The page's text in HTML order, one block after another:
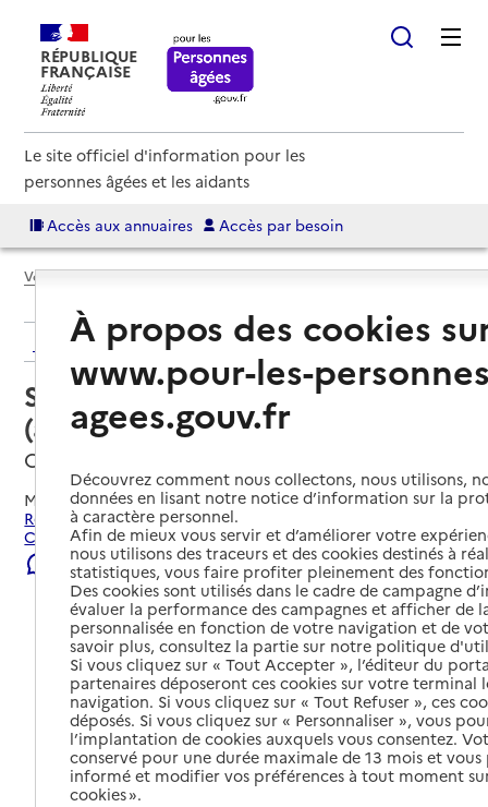
RÉPUBLIQUE
FRANÇAISE
Le site officiel d'information pour les
personnes âgées et les aidants
Accès aux annuaires Accès par besoin
Voir le fil d’Ariane
Retour aux résultats de l'annuaire
Service autonomie à domicile
(aide) – Lot Aide à domicile
Cahors, LOT
Mis à jour le22/07/2026
Rechercher les établissements et services autour de
Cahors.
Signaler une erreur
À propos des cookies
www.pour-les-
agees.gouv.fr
Découvrez comment nous collectons, nous utilisons,
données en lisant notre notice d’information sur la
à caractère personnel.
Afin de mieux vous servir et d’améliorer votre
nous utilisons des traceurs et des cookies destinés à
statistiques, vous faire profiter pleinement des
Des cookies sont utilisés dans le cadre de campagne
évaluer la performance des campagnes et afficher de
personnalisée en fonction de votre navigation et de
savoir plus, consultez la partie sur notre politique
Si vous cliquez sur « Tout Accepter », l’éditeur du
partenaires déposeront ces cookies sur votre terminal
navigation. Si vous cliquez sur « Tout Refuser », ces
déposés. Si vous cliquez sur « Personnaliser », vous
l’implantation de cookies auxquels vous consentez.
conservé pour une durée maximale de 13 mois et
informé et modifier vos préférences à tout moment
cookies ».